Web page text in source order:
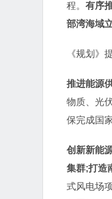
程。 有序
部湾海域
《规划》
推进能源
物质、光
保完成国
创新新能
集群;打造
式风电场